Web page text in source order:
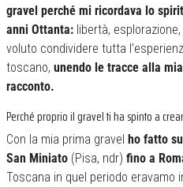
gravel perché mi ricordava lo
anni Ottanta: libertà,
voluto condividere tutta
toscano, unendo le tracce alla
racconto.
Perché proprio il gravel ti ha spinto a
Con la mia prima gravel ho fatto
San Miniato (Pisa, ndr) fino a
Toscana in quel periodo eravamo